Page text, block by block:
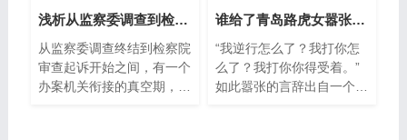
浅析从监察委调查到检察院审查起
从监察委调查终结到检察院
审查起诉开始之间，有一个
办案机关衔接的真空期，这
谁给了青岛路虎女嚣张的底气？
“我逆行怎么了？我打你怎
么了？我打你你得受着。”
如此嚣张的言辞出自一个青